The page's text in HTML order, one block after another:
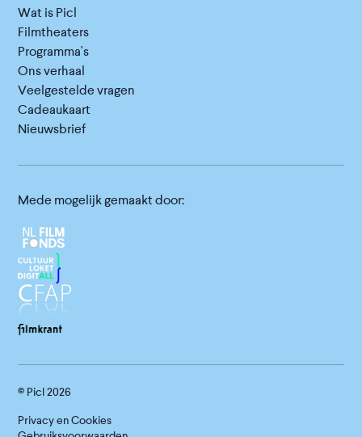
Wat is Picl
Filmtheaters
Programma's
Ons verhaal
Veelgestelde vragen
Cadeaukaart
Nieuwsbrief
Mede mogelijk gemaakt door:
© Picl2026
Privacy en Cookies